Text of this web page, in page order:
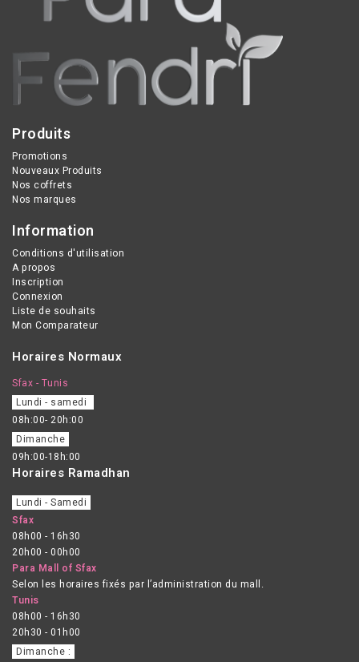
Grâce à son association
Piroctone Olamine
Ciclopirox Olamine
élimine durablement les
Produits
Promotions
Nouveaux Produits
Nos coffrets
Nos marques
Information
Conditions d'utilisation
A propos
Inscription
Connexion
Liste de souhaits
Mon Comparateur
Horaires Normaux
Sfax - Tunis
Lundi - samedi
08h:00- 20h:00
Dimanche
09h:00-18h:00
Horaires Ramadhan
Lundi - Samedi
Sfax
08h00 - 16h30
20h00 - 00h00
Para Mall of Sfax
Selon les horaires fixés par l’administration du mall.
Tunis
08h00 - 16h30
20h30 - 01h00
Dimanche :